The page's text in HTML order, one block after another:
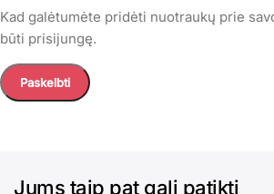
Kad galėtumėte pridėti nuotraukų prie
būti prisijungę.
Jums taip pat gali patikti